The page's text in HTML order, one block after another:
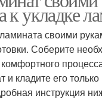
к укладке
своими
Соберите
и кладите его
инструкция